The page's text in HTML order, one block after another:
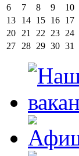
6
7 8 9 10
13
14 15 16 17
20
21 22 23 24
27
28 29 30 31